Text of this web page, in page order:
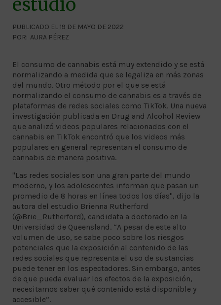
estudio
PUBLICADO EL 19 DE MAYO DE 2022
POR: AURA PÉREZ
El consumo de cannabis está muy extendido y se está
normalizando a medida que se legaliza en más zonas
del mundo. Otro método por el que se está
normalizando el consumo de cannabis es a través de
plataformas de redes sociales como TikTok. Una nueva
investigación publicada en Drug and Alcohol Review
que analizó videos populares relacionados con el
cannabis en TikTok encontró que los videos más
populares en general representan el consumo de
cannabis de manera positiva.
"Las redes sociales son una gran parte del mundo
moderno, y los adolescentes informan que pasan un
promedio de 8 horas en línea todos los días", dijo la
autora del estudio Brienna Rutherford
(@Brie_Rutherford), candidata a doctorado en la
Universidad de Queensland. “A pesar de este alto
volumen de uso, se sabe poco sobre los riesgos
potenciales que la exposición al contenido de las
redes sociales que representa el uso de sustancias
puede tener en los espectadores. Sin embargo, antes
de que pueda evaluar los efectos de la exposición,
necesitamos saber qué contenido está disponible y
accesible”.